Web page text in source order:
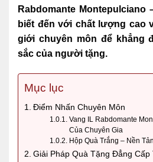
Rabdomante
biết đến với chất lượng cao
giới chuyên môn để khẳng
sắc của người tặng.
Mục lục
Điểm Nhấn Chuyên Môn
Vang IL Rabdomante
Của Chuyên Gia
Hộp Quà Trắng – Nền
Giải Pháp Quà Tặng Đẳng Cấp